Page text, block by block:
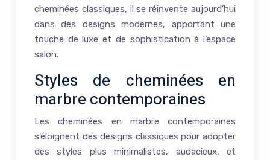
cheminées classiques, il se réinvente aujourd’hui
dans des designs modernes, apportant une
touche de luxe et de sophistication à l’espace
salon.
Styles de cheminées en
marbre contemporaines
Les cheminées en marbre contemporaines
s’éloignent des designs classiques pour adopter
des styles plus minimalistes, audacieux, et